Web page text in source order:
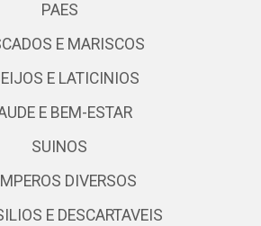
PAES
E MARISCOS
E LATICINIOS
E BEM-ESTAR
SUINOS
DIVERSOS
E DESCARTAVEIS